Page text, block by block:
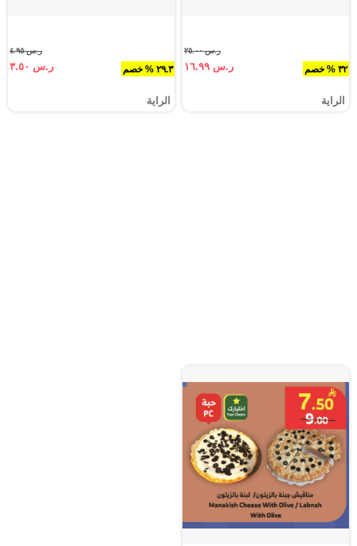
٣٢ % خصم
ر.س ٢٥.٠٠
ر.س ١٦.٩٩
الراية
٢٩.٣ % خصم
ر.س ٤.٩٥
ر.س ٣.٥٠
الراية